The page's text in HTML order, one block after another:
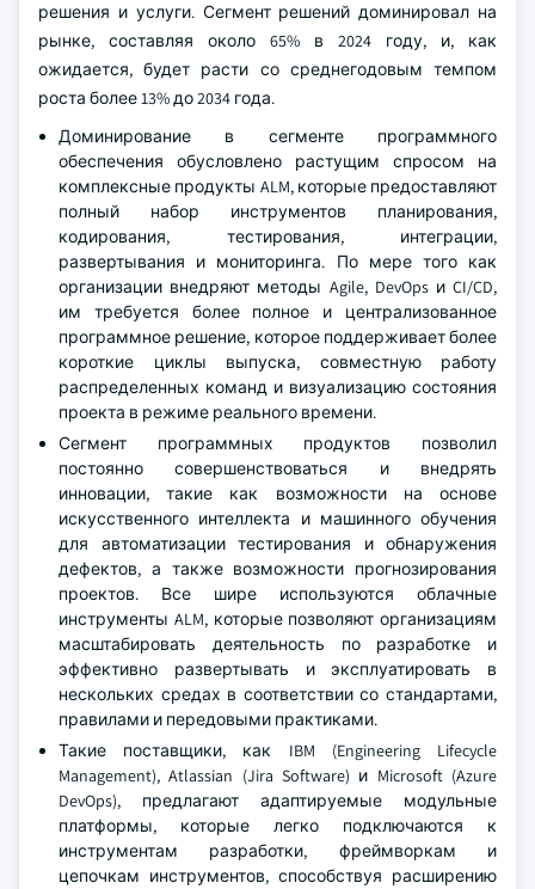
решения и услуги. Сегмент решений доминировал на
рынке, составляя около 65% в 2024 году, и, как
ожидается, будет расти со среднегодовым темпом
роста более 13% до 2034 года.
Доминирование в сегменте программного
обеспечения обусловлено растущим спросом на
комплексные продукты ALM, которые предоставляют
полный набор инструментов планирования,
кодирования, тестирования, интеграции,
развертывания и мониторинга. По мере того как
организации внедряют методы Agile, DevOps и CI/CD,
им требуется более полное и централизованное
программное решение, которое поддерживает более
короткие циклы выпуска, совместную работу
распределенных команд и визуализацию состояния
проекта в режиме реального времени.
Сегмент программных продуктов позволил
постоянно совершенствоваться и внедрять
инновации, такие как возможности на основе
искусственного интеллекта и машинного обучения
для автоматизации тестирования и обнаружения
дефектов, а также возможности прогнозирования
проектов. Все шире используются облачные
инструменты ALM, которые позволяют организациям
масштабировать деятельность по разработке и
эффективно развертывать и эксплуатировать в
нескольких средах в соответствии со стандартами,
правилами и передовыми практиками.
Такие поставщики, как IBM (Engineering Lifecycle
Management), Atlassian (Jira Software) и Microsoft (Azure
DevOps), предлагают адаптируемые модульные
платформы, которые легко подключаются к
инструментам разработки, фреймворкам и
цепочкам инструментов, способствуя расширению